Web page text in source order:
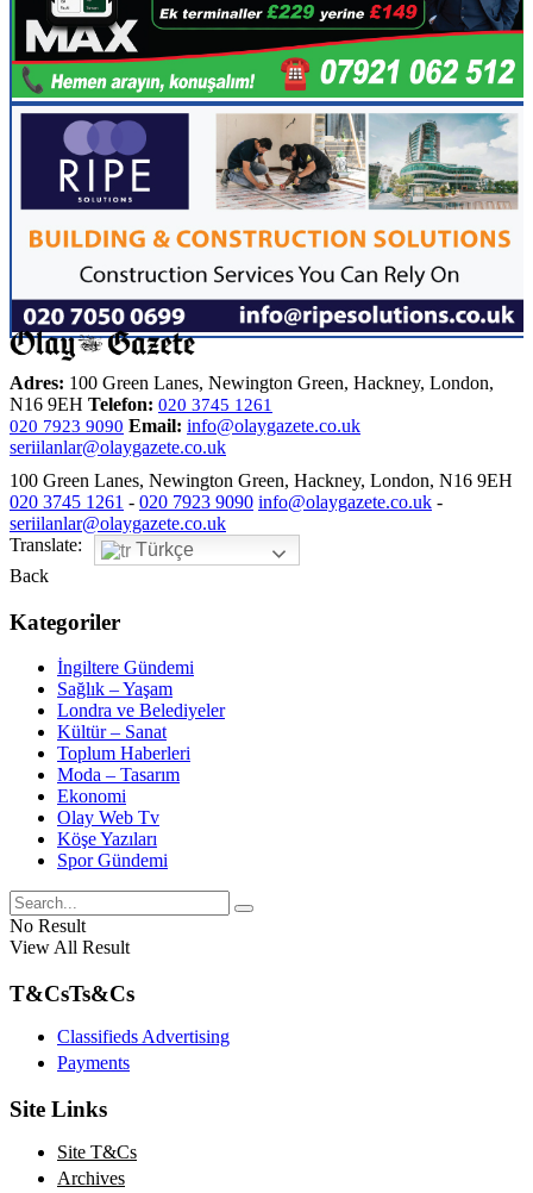
Adres: 100 Green Lanes, Newington Green, Hackney, London,
N16 9EH Telefon: 020 3745 1261
020 7923 9090 Email: info@olaygazete.co.uk
seriilanlar@olaygazete.co.uk
100 Green Lanes, Newington Green, Hackney, London, N16 9EH
020 3745 1261 - 020 7923 9090 info@olaygazete.co.uk -
seriilanlar@olaygazete.co.uk
Translate:
Türkçe
Back
Kategoriler
İngiltere Gündemi
Sağlık – Yaşam
Londra ve Belediyeler
Kültür – Sanat
Toplum Haberleri
Moda – Tasarım
Ekonomi
Olay Web Tv
Köşe Yazıları
Spor Gündemi
No Result
View All Result
T&CsTs&Cs
Classifieds Advertising
Payments
Site Links
Site T&Cs
Archives